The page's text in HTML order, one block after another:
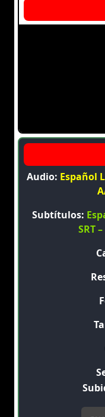
Audio: Español
Subtítulos:
SRT